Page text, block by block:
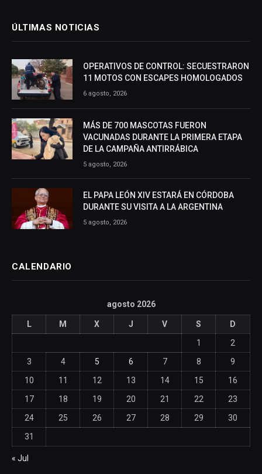
ÚLTIMAS NOTICIAS
OPERATIVOS DE CONTROL: SECUESTRARON
11 MOTOS CON ESCAPES HOMOLOGADOS
6 agosto, 2026
MÁS DE 700 MASCOTAS FUERON
VACUNADAS DURANTE LA PRIMERA ETAPA
DE LA CAMPAÑA ANTIRRÁBICA
5 agosto, 2026
EL PAPA LEÓN XIV ESTARÁ EN CÓRDOBA
DURANTE SU VISITA A LA ARGENTINA
5 agosto, 2026
CALENDARIO
agosto 2026
L M X J V S
D
1
2
3
4 5 6 7 8
9
10
11 12 13 14 15
16
17
18 19 20 21 22
23
24
25 26 27 28 29
30
31
« Jul